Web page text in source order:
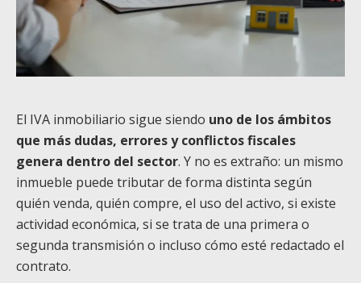
El IVA inmobiliario sigue siendo uno de los ámbitos
que más dudas, errores y conflictos fiscales
genera dentro del sector. Y no es extraño: un mismo
inmueble puede tributar de forma distinta según
quién venda, quién compre, el uso del activo, si existe
actividad económica, si se trata de una primera o
segunda transmisión o incluso cómo esté redactado el
contrato.